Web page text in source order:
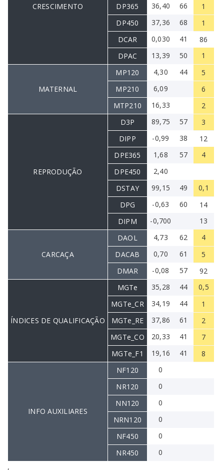
CRESCIMENTO
DP365
36,40 66
1
DP450
37,36 68
1
DCAR
0,030 41
86
DPAC
13,39 50 1
MATERNAL
MP120 4,30 44
5
MP210
6,09
6
MTP210
16,33 2
REPRODUÇÃO
D3P 89,75 57
3
DIPP
-0,99 38
12
DPE365
1,68 57
4
DPE450
2,40
DSTAY
99,15 49
0,1
DPG
-0,63 60
14
DIPM
-0,700 13
CARCAÇA
DAOL 4,73 62
4
DACAB
0,70 61
5
DMAR
-0,08 57 92
ÍNDICES DE QUALIFICAÇÃO
MGTe 35,28 44
0,5
MGTe_CR
34,19 44
1
MGTe_RE
37,86 61
2
MGTe_CO
20,33 41
7
MGTe_F1
19,16 41 8
INFO AUXILIARES
NF120
0
NR120
0
NN120
0
NRN120
0
NF450
0
NR450
0
,